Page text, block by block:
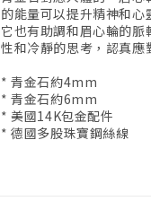
的能量可以提升精神和心
它也有助調和眉心輪的
性和冷靜的思考，認真應
* 青金石約4mm
* 青金石約6mm
* 美國14K包金配件
* 德國多股珠寶鋼絲線